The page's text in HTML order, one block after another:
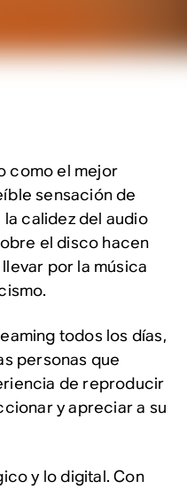
como el mejor
sensación de
calidez del audio
el disco hacen
por la música
todos los días,
personas que
de reproducir
y apreciar a su
y lo digital. Con